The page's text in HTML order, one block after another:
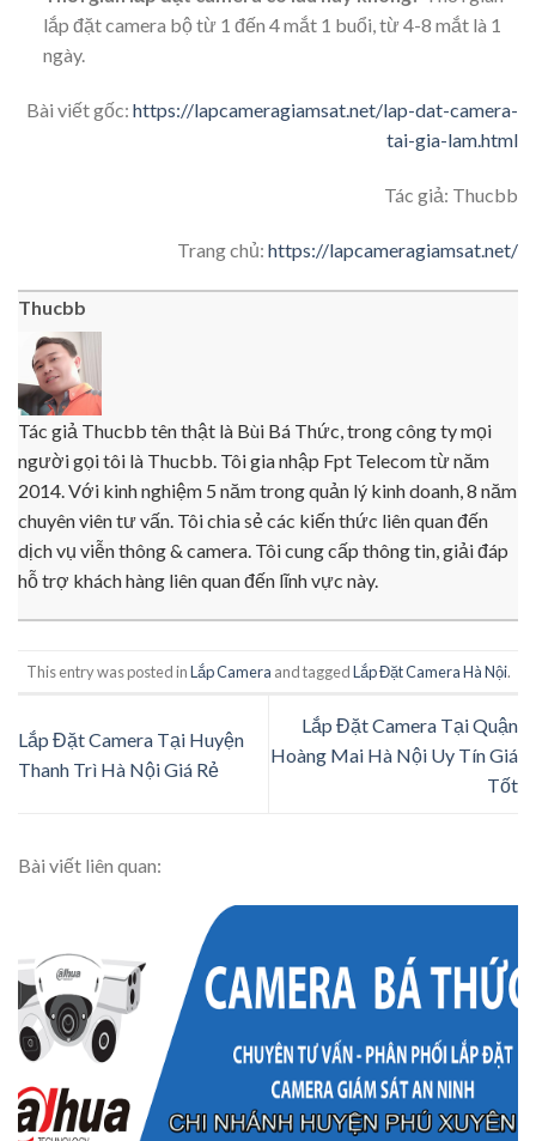
lắp đặt camera bộ từ 1 đến 4 mắt 1 buổi, từ 4-8 mắt là 1
ngày.
Bài viết gốc: https://lapcameragiamsat.net/lap-dat-camera-
tai-gia-lam.html
Tác giả: Thucbb
Trang chủ: https://lapcameragiamsat.net/
Thucbb
Tác giả Thucbb tên thật là Bùi Bá Thức, trong công ty mọi
người gọi tôi là Thucbb. Tôi gia nhập Fpt Telecom từ năm
2014. Với kinh nghiệm 5 năm trong quản lý kinh doanh, 8 năm
chuyên viên tư vấn. Tôi chia sẻ các kiến thức liên quan đến
dịch vụ viễn thông & camera. Tôi cung cấp thông tin, giải đáp
hỗ trợ khách hàng liên quan đến lĩnh vực này.
This entry was posted inLắp Camera and taggedLắp Đặt Camera Hà Nội.
Lắp Đặt Camera Tại Huyện
Thanh Trì Hà Nội Giá Rẻ
Lắp Đặt Camera Tại Quận
Hoàng Mai Hà Nội Uy Tín Giá
Tốt
Bài viết liên quan: